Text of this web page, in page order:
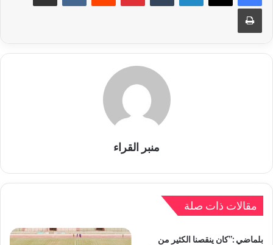
طباعة
منبر القراء
مقالات ذات صلة
بلماضي :”كان ينقصنا الكثير من